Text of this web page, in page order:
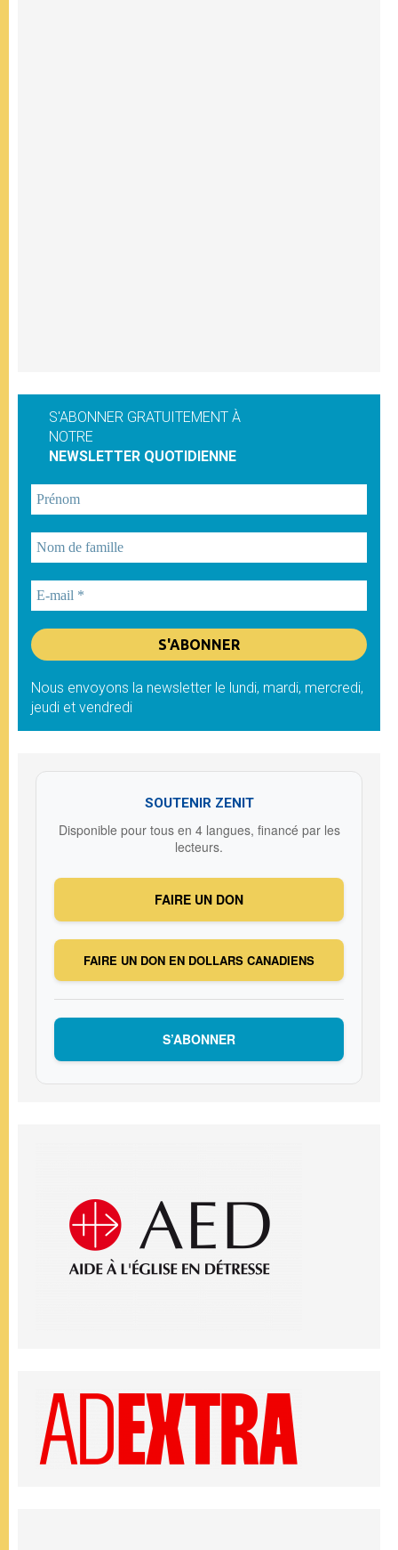
S'ABONNER GRATUITEMENT À
NOTRE
NEWSLETTER QUOTIDIENNE
Nous envoyons la newsletter le lundi, mardi, mercredi,
jeudi et vendredi
SOUTENIR ZENIT
Disponible pour tous en 4 langues, financé par les
lecteurs.
FAIRE UN DON
FAIRE UN DON EN DOLLARS CANADIENS
S’ABONNER